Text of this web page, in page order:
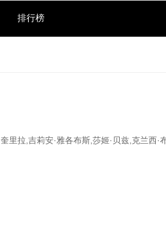
排行榜
里拉,吉莉安·雅各布斯,莎姬·贝兹,克兰西·